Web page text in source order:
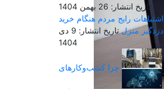
تاریخ انتشار: 26 بهمن 1404
اشتباهات رایج مردم هنگام خرید
دزدگیر منزل
تاریخ انتشار: 9 دی
1404
چرا کسب‌وکارهای